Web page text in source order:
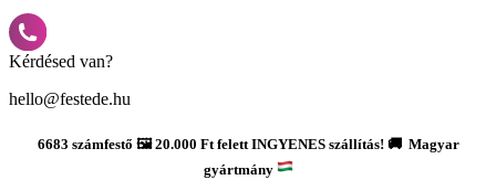
Kérdésed van?
hello@festede.hu
6683 számfestő 🖼️ 20.000 Ft felett INGYENES szállítás! 🚚 Magyar
gyártmány